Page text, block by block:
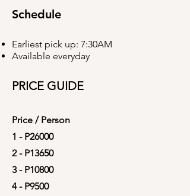
Schedule
Earliest pick up: 7:30AM
Available everyday
PRICE GUIDE
Price / Person
1 - P26000
2 - P13650
3 - P10800
4 - P9500